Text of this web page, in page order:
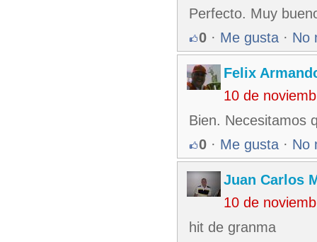
Perfecto. Muy
0 · Me gusta · No
Felix
10 de
Bien. Necesitamos
0 · Me gusta · No
Juan Carlos
10 de
hit de granma